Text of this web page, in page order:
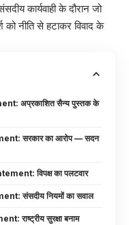
कार्यवाही के दौरान जो
नीति से हटाकर विवाद के
अप्रकाशित सैन्य पुस्तक के
सरकार का आरोप — सदन
विपक्ष का पलटवार
संसदीय नियमों का सवाल
सुरक्षा बनाम